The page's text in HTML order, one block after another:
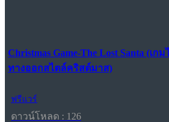
Christmas Game-The Lost Santa (เ
ทางออกสไตล์คริสต์มาส)
ฟรีแวร์
ดาวน์โหลด : 126